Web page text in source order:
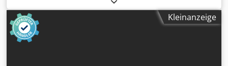
Klimaanlage, CASE CX330 Baujahr: 2006 Betriebsstunden:
9.139 Std. Geschlossene Kabine Klimaanlage Radio
Zentralschmierung Standardausleger Stiel : 3.30m
Vollverrohrung (Hammer-, Greifer-, Schere-)
Kleinanzeige